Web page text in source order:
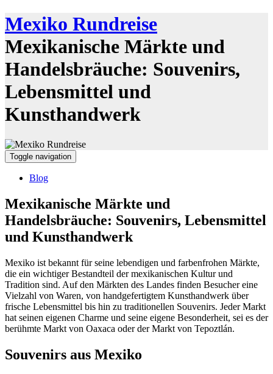
Mexiko Rundreise
Mexikanische Märkte und
Handelsbräuche: Souvenirs,
Lebensmittel und
Kunsthandwerk
Toggle navigation
Blog
Mexikanische Märkte und
Handelsbräuche: Souvenirs, Lebensmittel
und Kunsthandwerk
Mexiko ist bekannt für seine lebendigen und farbenfrohen Märkte,
die ein wichtiger Bestandteil der mexikanischen Kultur und
Tradition sind. Auf den Märkten des Landes finden Besucher eine
Vielzahl von Waren, von handgefertigtem Kunsthandwerk über
frische Lebensmittel bis hin zu traditionellen Souvenirs. Jeder Markt
hat seinen eigenen Charme und seine eigene Besonderheit, sei es der
berühmte Markt von Oaxaca oder der Markt von Tepoztlán.
Souvenirs aus Mexiko